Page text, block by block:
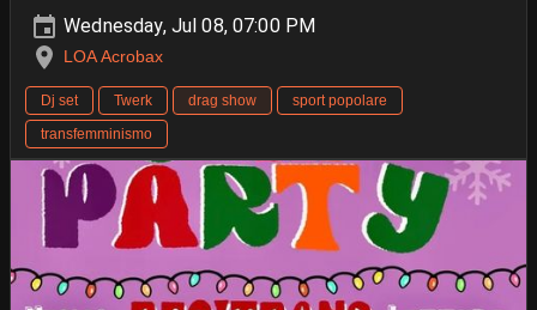
Wednesday, Jul 08, 07:00 PM
LOA Acrobax
Dj set Twerk drag show
sport popolare
transfemminismo